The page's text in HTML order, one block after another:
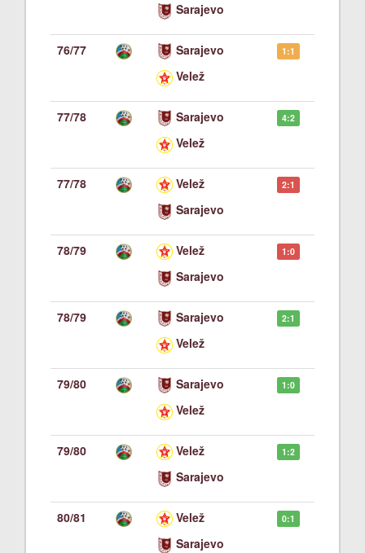
Sarajevo
76/77
Sarajevo
Velež
1:1
77/78
Sarajevo
Velež
4:2
77/78
Velež
Sarajevo
2:1
78/79
Velež
Sarajevo
1:0
78/79
Sarajevo
Velež
2:1
79/80
Sarajevo
Velež
1:0
79/80
Velež
Sarajevo
1:2
80/81
Velež
Sarajevo
0:1